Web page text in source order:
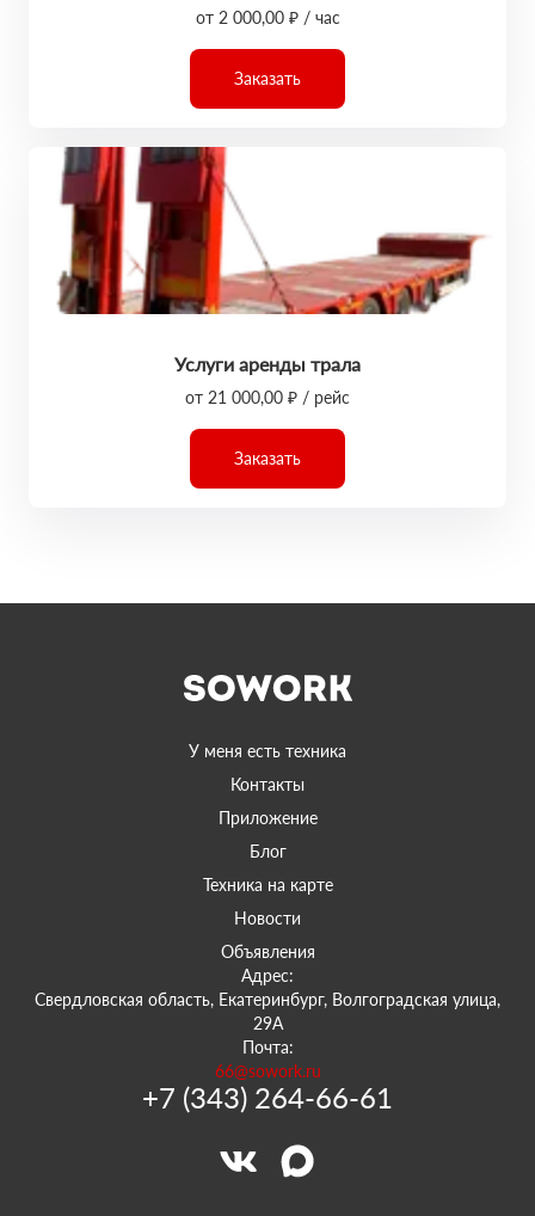
от 2 000,00 ₽ / час
Заказать
Услуги аренды трала
от 21 000,00 ₽ / рейс
Заказать
У меня есть техника
Контакты
Приложение
Блог
Техника на карте
Новости
Объявления
Адрес:
Свердловская область, Екатеринбург, Волгоградская улица,
29А
Почта:
66@sowork.ru
+7 (343) 264-66-61